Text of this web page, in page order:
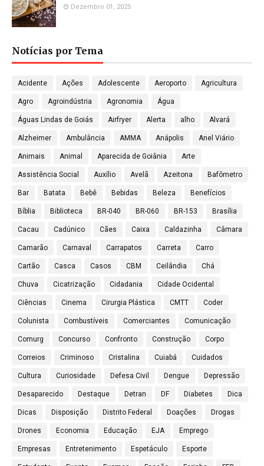
Dezembro 01, 2025
Notícias por Tema
Acidente Ações Adolescente Aeroporto Agricultura
Agro Agroindústria Agronomia Água
Águas Lindas de Goiás Airfryer Alerta alho Alvará
Alzheimer Ambulância AMMA Anápolis Anel Viário
Animais Animal Aparecida de Goiânia Arte
Assistência Social Auxílio Avelã Azeitona Bafômetro
Bar Batata Bebê Bebidas Beleza Benefícios
Bíblia Biblioteca BR-040 BR-060 BR-153 Brasília
Cacau Cadúnico Cães Caixa Caldazinha Câmara
Camarão Carnaval Carrapatos Carreta Carro
Cartão Casca Casos CBM Ceilândia Chá
Chuva Cicatrização Cidadania Cidade Ocidental
Ciências Cinema Cirurgia Plástica CMTT Coder
Colunista Combustíveis Comerciantes Comunicação
Comurg Concurso Confronto Construção Corpo
Correios Criminoso Cristalina Cuiabá Cuidados
Cultura Curiosidade Defesa Civil Dengue Depressão
Desaparecido Destaque Detran DF Diabetes Dica
Dicas Disposição Distrito Federal Doações Drogas
Drones Economia Educação EJA Emprego
Empresas Entretenimento Espetáculo Esporte